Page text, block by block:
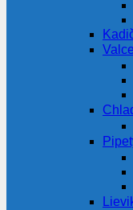
Valce